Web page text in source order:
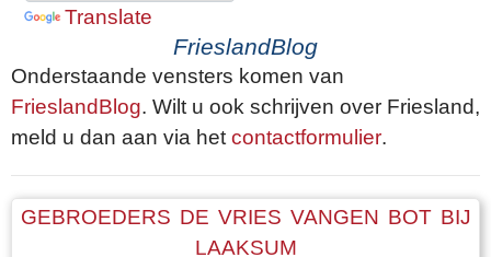
Translate
FrieslandBlog
Onderstaande vensters komen van
FrieslandBlog. Wilt u ook schrijven over Friesland,
meld u dan aan via hetcontactformulier.
GEBROEDERS DE VRIES VANGEN BOT BIJ
LAAKSUM